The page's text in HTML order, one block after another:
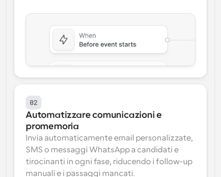
02
Automatizzare comunicazioni e
promemoria
Invia automaticamente email personalizzate,
SMS o messaggi WhatsApp a candidati e
tirocinanti in ogni fase, riducendo i follow-up
manuali e i passaggi mancati.